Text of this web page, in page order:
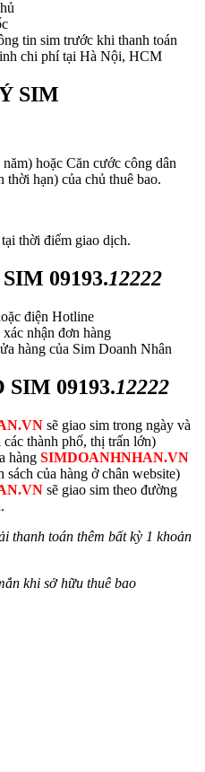
tin sim trước khi thanh toán
chi phí tại Hà Nội, HCM
SIM
hoặc Căn cước công dân
hạn) của chủ thuê bao.
thời điểm giao dịch.
09193.12222
điện Hotline
nhận đơn hàng
hàng của Sim Doanh Nhân
SIM 09193.12222
sẽ giao sim trong ngày và
thành phố, thị trấn lớn)
hàng SIMDOANHNHAN.VN
của hàng ở chân website)
sẽ giao sim theo đường
thanh toán thêm bất kỳ 1 khoản
khi sở hữu thuê bao